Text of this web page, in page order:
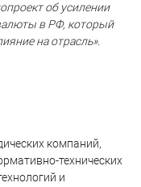
об усилении
в РФ, который
на отрасль».
компаний,
технических
и